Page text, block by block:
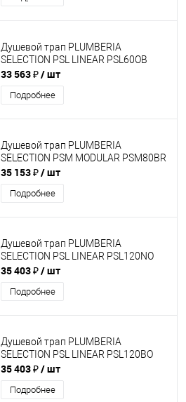
Душевой трап PLUMBERIA
SELECTION PSL LINEAR PSL60OB
33 563 ₽/ шт
Подробнее
Душевой трап PLUMBERIA
SELECTION PSM MODULAR PSM80BR
35 153 ₽/ шт
Подробнее
Душевой трап PLUMBERIA
SELECTION PSL LINEAR PSL120NO
35 403 ₽/ шт
Подробнее
Душевой трап PLUMBERIA
SELECTION PSL LINEAR PSL120BO
35 403 ₽/ шт
Подробнее